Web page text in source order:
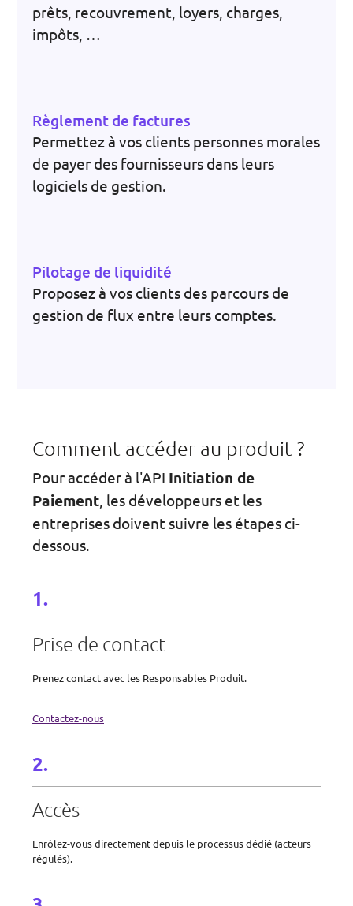
prêts, recouvrement, loyers, charges,
impôts, …
Règlement de factures
Permettez à vos clients personnes morales
de payer des fournisseurs dans leurs
logiciels de gestion.
Pilotage de liquidité
Proposez à vos clients des parcours de
gestion de flux entre leurs comptes.
Comment accéder au produit ?
Pour accéder à l'API Initiation de
Paiement, les développeurs et les
entreprises doivent suivre les étapes ci-
dessous.
Prise de contact
Prenez contact avec les Responsables Produit.
Contactez-nous
Accès
Enrôlez-vous directement depuis le processus dédié (acteurs
régulés).